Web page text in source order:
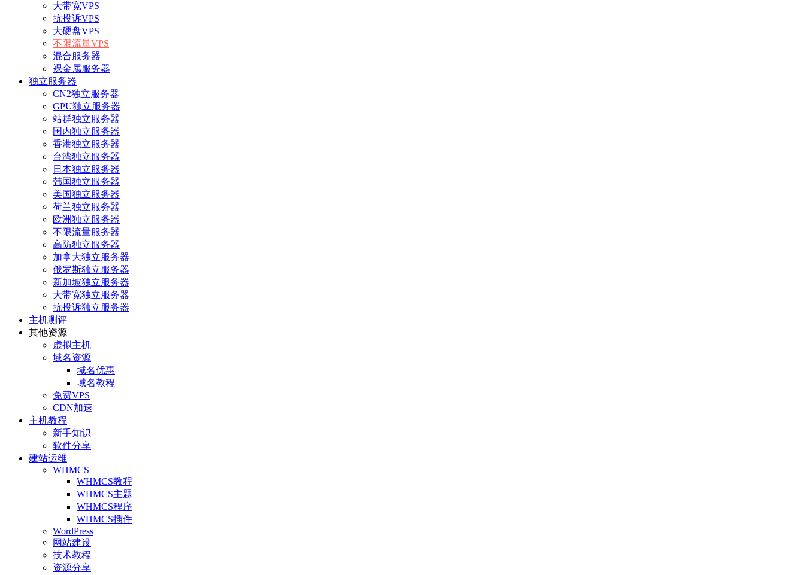
大带宽VPS
抗投诉VPS
大硬盘VPS
不限流量VPS
混合服务器
裸金属服务器
独立服务器
CN2独立服务器
GPU独立服务器
站群独立服务器
国内独立服务器
香港独立服务器
台湾独立服务器
日本独立服务器
韩国独立服务器
美国独立服务器
荷兰独立服务器
欧洲独立服务器
不限流量服务器
高防独立服务器
加拿大独立服务器
俄罗斯独立服务器
新加坡独立服务器
大带宽独立服务器
抗投诉独立服务器
主机测评
其他资源
虚拟主机
域名资源
域名优惠
域名教程
免费VPS
CDN加速
主机教程
新手知识
软件分享
建站运维
WHMCS
WHMCS教程
WHMCS主题
WHMCS程序
WHMCS插件
WordPress
网站建设
技术教程
资源分享